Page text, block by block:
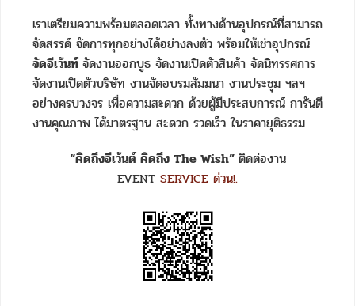
เราเตรียมความพร้อมตลอดเวลา ทั้งทางด้านอุปกรณ์ที่สามารถ
จัดสรรค์ จัดการทุกอย่างได้อย่างลงตัว พร้อมให้เช่าอุปกรณ์
จัดอีเว้นท์ จัดงานออกบูธ จัดงานเปิดตัวสินค้า จัดนิทรรศการ
จัดงานเปิดตัวบริษัท งานจัดอบรมสัมมนา งานประชุม ฯลฯ
อย่างครบวงจร เพื่อความสะดวก ด้วยผู้มีประสบการณ์ การันตี
งานคุณภาพ ได้มาตรฐาน สะดวก รวดเร็ว ในราคายุติธรรม
“คิดถึงอีเว้นต์ คิดถึง The Wish” ติดต่องาน
EVENT SERVICE ด่วน!.